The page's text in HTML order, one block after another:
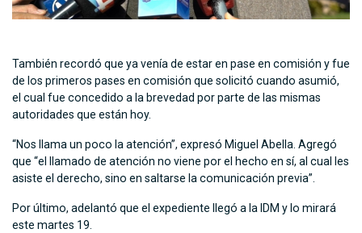
También recordó que ya venía de estar en pase en comisión y fue
de los primeros pases en comisión que solicitó cuando asumió,
el cual fue concedido a la brevedad por parte de las mismas
autoridades que están hoy.
“Nos llama un poco la atención”, expresó Miguel Abella. Agregó
que “el llamado de atención no viene por el hecho en sí, al cual les
asiste el derecho, sino en saltarse la comunicación previa”.
Por último, adelantó que el expediente llegó a la IDM y lo mirará
este martes 19.